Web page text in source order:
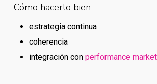
Cómo hacerlo bien
estrategia continua
coherencia
integración con performance